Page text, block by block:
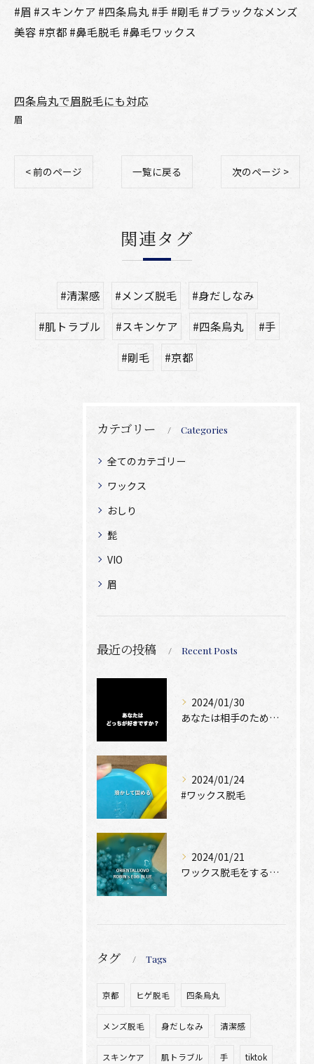
#眉 #スキンケア #四条烏丸 #手 #剛毛 #ブラックなメンズ
美容 #京都 #鼻毛脱毛 #鼻毛ワックス
四条烏丸で眉脱毛にも対応
眉
< 前のページ 一覧に戻る 次のページ >
関連タグ
#清潔感 #メンズ脱毛
#身だしなみ
#肌トラブル
#スキンケア #四条烏丸
#手
#剛毛
#京都
カテゴリー Categories
全てのカテゴリー
ワックス
おしり
髭
VIO
眉
最近の投稿 Recent Posts
2024/01/30
あなたは相手のために脱毛できますか？
2024/01/24
#ワックス脱毛
2024/01/21
ワックス脱毛をするために絶位必要なのは、
タグ Tags
京都 ヒゲ脱毛 四条烏丸
メンズ脱毛 身だしなみ 清潔感
スキンケア 肌トラブル 手 tiktok